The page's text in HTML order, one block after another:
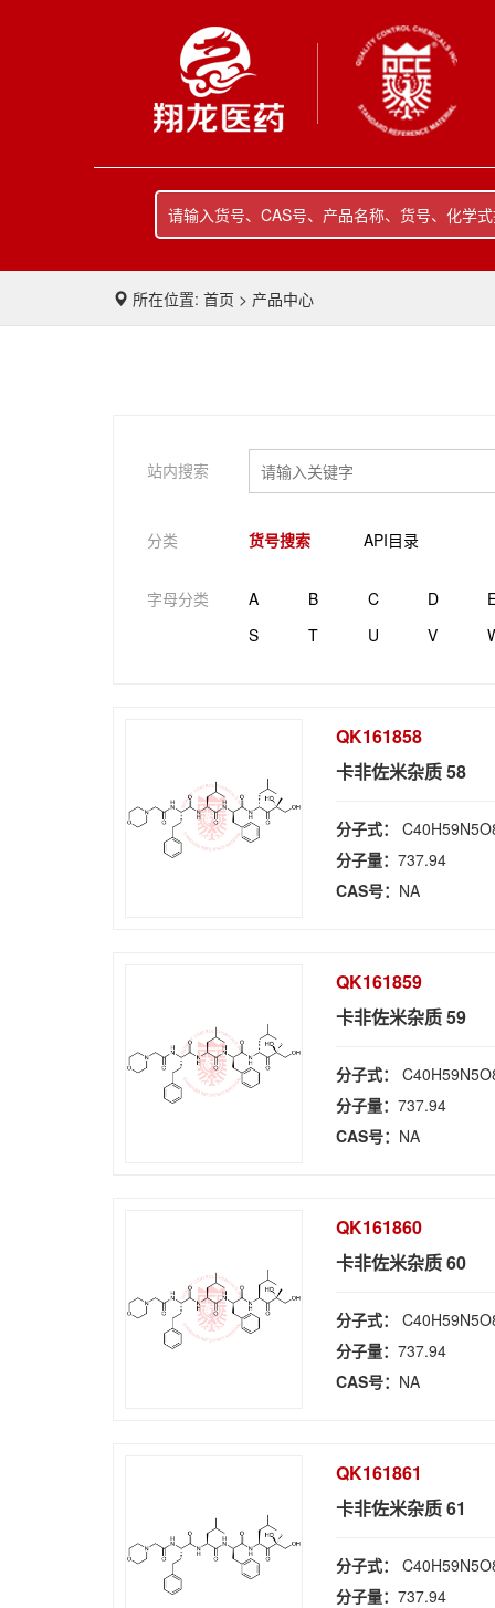
所在位置: 首页 > 产品中心
站内搜索
分类 货号搜索 API目录
字母分类 A B C D
S
T U V
QK161858
卡非佐米杂质 58
分子式：
分子量：737.94
CAS号： NA
QK161859
卡非佐米杂质 59
分子式：
分子量：737.94
CAS号： NA
QK161860
卡非佐米杂质 60
分子式：
分子量：737.94
CAS号： NA
QK161861
卡非佐米杂质 61
分子式：
分子量：737.94